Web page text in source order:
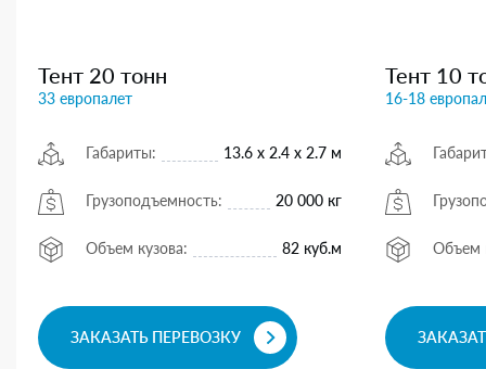
Тент 20 тонн
33 европалет
Габариты: 13.6 х 2.4 х 2.7 м
Грузоподъемность: 20 000 кг
Объем кузова: 82 куб.м
ЗАКАЗАТЬ ПЕРЕВОЗКУ
Тент 10
16-18
Объем